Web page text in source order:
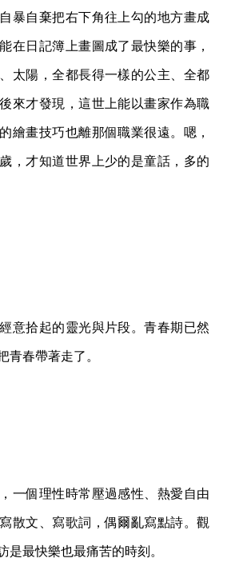
暴自棄把右下角往上勾的地方畫成
在日記簿上畫圖成了最快樂的事，
太陽，全都長得一樣的公主、全都
來才發現，這世上能以畫家作為職
繪畫技巧也離那個職業很遠。嗯，
，才知道世界上少的是童話，多的
意拾起的靈光與片段。青春期已然
青春帶著走了。
一個理性時常壓過感性、熱愛自由
散文、寫歌詞，偶爾亂寫點詩。觀
是最快樂也最痛苦的時刻。